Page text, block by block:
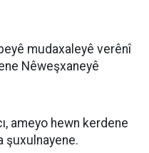
mudaxaleyê verênî
Nêweşxaneyê
ameyo hewn kerdene
şuxulnayene.